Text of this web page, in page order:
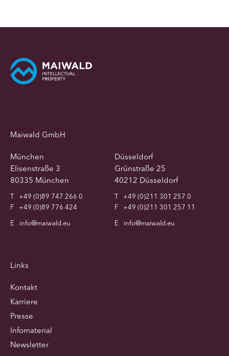
Maiwald GmbH
München
Elisenstraße 3
80335 München
T
+49 (0)89 747 266 0
F
+49 (0)89 776 424
E
info@maiwald.eu
Düsseldorf
Grünstraße 25
40212 Düsseldorf
T
+49 (0)211 301 257 0
F
+49 (0)211 301 257 11
E
info@maiwald.eu
Links
Kontakt
Karriere
Presse
Infomaterial
Newsletter